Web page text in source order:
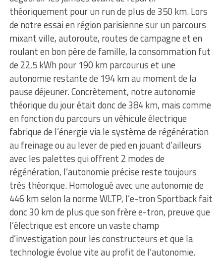
théoriquement pour un run de plus de 350 km. Lors
de notre essai en région parisienne sur un parcours
mixant ville, autoroute, routes de campagne et en
roulant en bon père de famille, la consommation fut
de 22,5 kWh pour 190 km parcourus et une
autonomie restante de 194 km au moment de la
pause déjeuner. Concrètement, notre autonomie
théorique du jour était donc de 384 km, mais comme
en fonction du parcours un véhicule électrique
fabrique de l’énergie via le système de régénération
au freinage ou au lever de pied en jouant d’ailleurs
avec les palettes qui offrent 2 modes de
régénération, l’autonomie précise reste toujours
très théorique. Homologué avec une autonomie de
446 km selon la norme WLTP, l’e-tron Sportback fait
donc 30 km de plus que son frère e-tron, preuve que
l’électrique est encore un vaste champ
d’investigation pour les constructeurs et que la
technologie évolue vite au profit de l’autonomie.